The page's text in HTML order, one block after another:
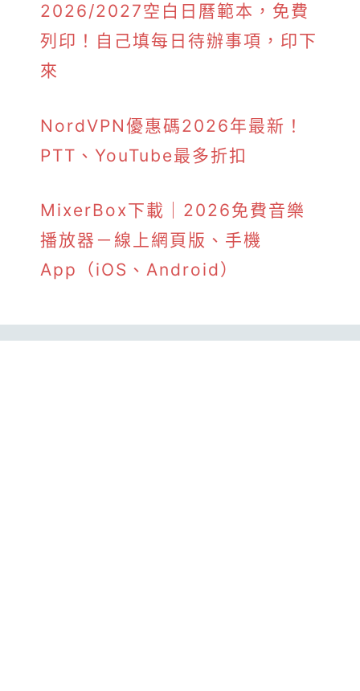
2026/2027空白日曆範本，免費
列印！自己填每日待辦事項，印下
來
NordVPN優惠碼2026年最新！
PTT、YouTube最多折扣
MixerBox下載｜2026免費音樂
播放器－線上網頁版、手機
App（iOS、Android）